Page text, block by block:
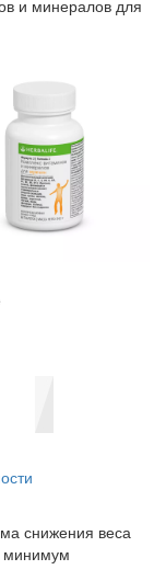
и минералов для
снижения веса
минимум